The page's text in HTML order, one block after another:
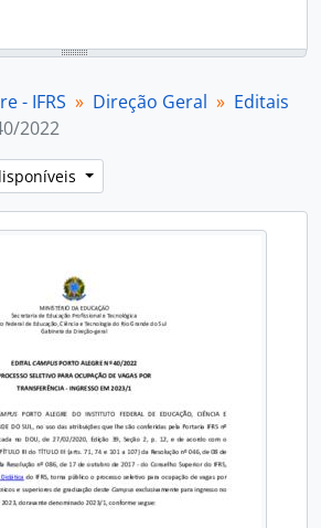
- IFRS Direção Geral
Editais
2022